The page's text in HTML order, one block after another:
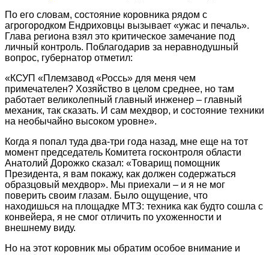
По его словам, состояние коровника рядом с
агрогородком Ендриховцы вызывает «ужас и печаль».
Глава региона взял это критическое замечание под
личный контроль. Поблагодарив за неравнодушный
вопрос, губернатор отметил:
«КСУП «Племзавод «Россь» для меня чем
примечателен? Хозяйство в целом среднее, но там
работает великолепный главный инженер – главный
механик, так сказать. И сам мехдвор, и состояние техники
на необычайно высоком уровне».
Когда я попал туда два-три года назад, мне еще на тот
момент председатель Комитета госконтроля области
Анатолий Дорожко сказал: «Товарищ помощник
Президента, я вам покажу, как должен содержаться
образцовый мехдвор». Мы приехали – и я не мог
поверить своим глазам. Было ощущение, что
находишься на площадке МТЗ: техника как будто сошла с
конвейера, я не смог отличить по ухоженности и
внешнему виду.
Но на этот коровник мы обратим особое внимание и